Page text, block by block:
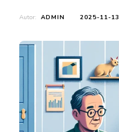
Autor: ADMIN 2025-11-13